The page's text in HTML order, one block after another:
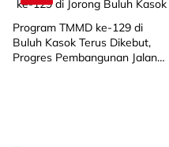
Program TMMD ke-129 di
Buluh Kasok Terus Dikebut,
Progres Pembangunan Jalan